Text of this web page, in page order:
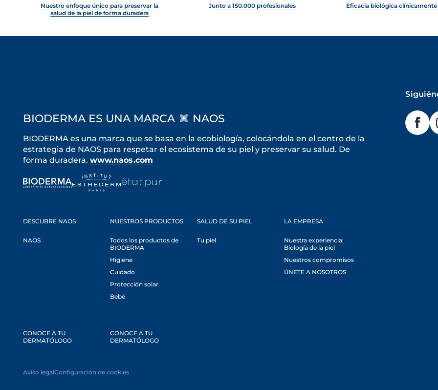
Nuestro enfoque único para preservar la
salud de la piel de forma duradera
Junto a 150.000 profesionales Eficacia biológica
BIODERMA ES UNA MARCA NAOS
BIODERMA es una marca que se basa en la ecobiología, colocándola en el centro de la
estrategia de NAOS para respetar el ecosistema de su piel y preservar su salud. De
forma duradera. www.naos.com
DESCUBRE NAOS
NAOS
NUESTROS PRODUCTOS
Todos los productos de
BIODERMA
Higiene
Cuidado
Protección solar
Bebé
SALUD DE SU PIEL
Tu piel
LA EMPRESA
Nuestra experiencia:
Biología de la piel
Nuestros compromisos
ÚNETE A NOSOTROS
CONOCE A TU
DERMATÓLOGO
CONOCE A TU
DERMATÓLOGO
Aviso legalConfiguración de cookies